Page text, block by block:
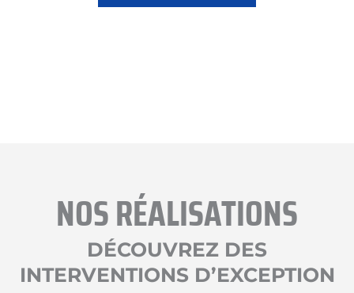
NOS RÉALISATIONS
DÉCOUVREZ DES
INTERVENTIONS D’EXCEPTION